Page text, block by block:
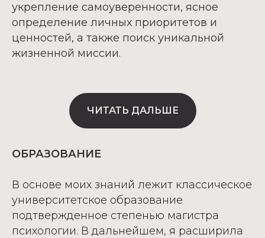
укрепление самоуверенности, ясное
определение личных приоритетов и
ценностей, а также поиск уникальной
жизненной миссии.
ЧИТАТЬ ДАЛЬШЕ
ОБРАЗОВАНИЕ
В основе моих знаний лежит классическое
университетское образование
подтвержденное степенью магистра
психологии. В дальнейшем, я расширила